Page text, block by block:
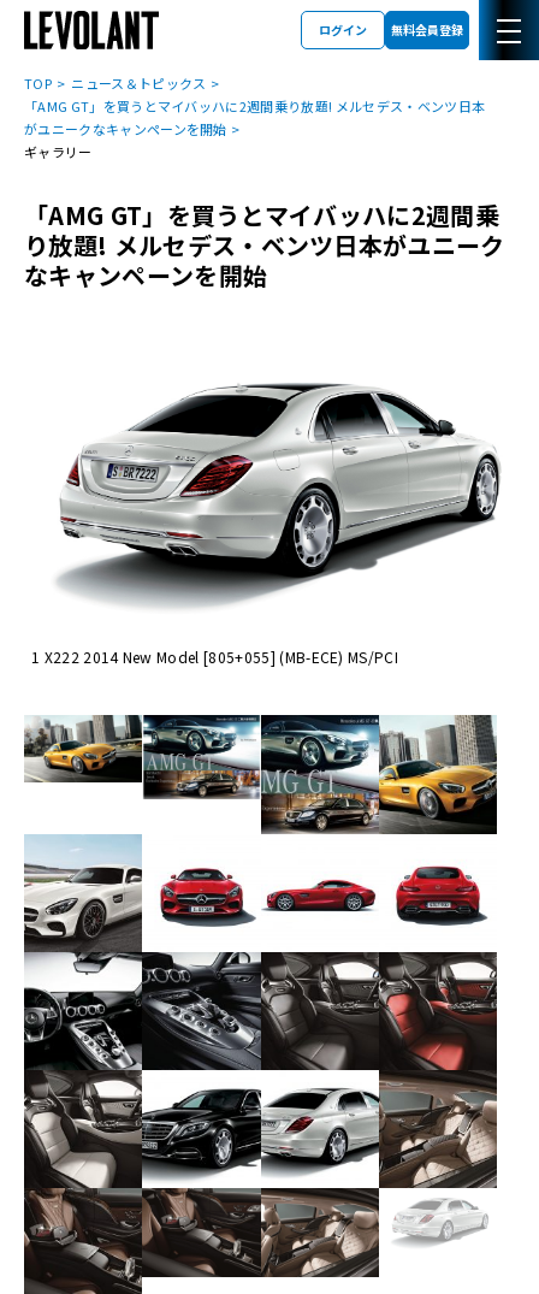
ログイン 無料会員登録
TOP
ニュース＆トピックス
「AMG GT」を買うとマイバッハに2週間乗り放題! メルセデス・ベンツ日本
がユニークなキャンペーンを開始
ギャラリー
「AMG GT」を買うとマイバッハに2週間乗
り放題! メルセデス・ベンツ日本がユニーク
なキャンペーンを開始
1 X222 2014 New Model [805+055] (MB-ECE) MS/PCI